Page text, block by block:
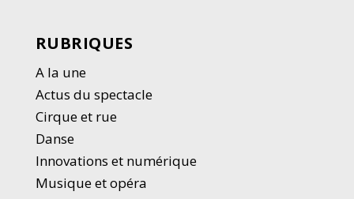
RUBRIQUES
A la une
Actus du spectacle
Cirque et rue
Danse
Innovations et numérique
Musique et opéra